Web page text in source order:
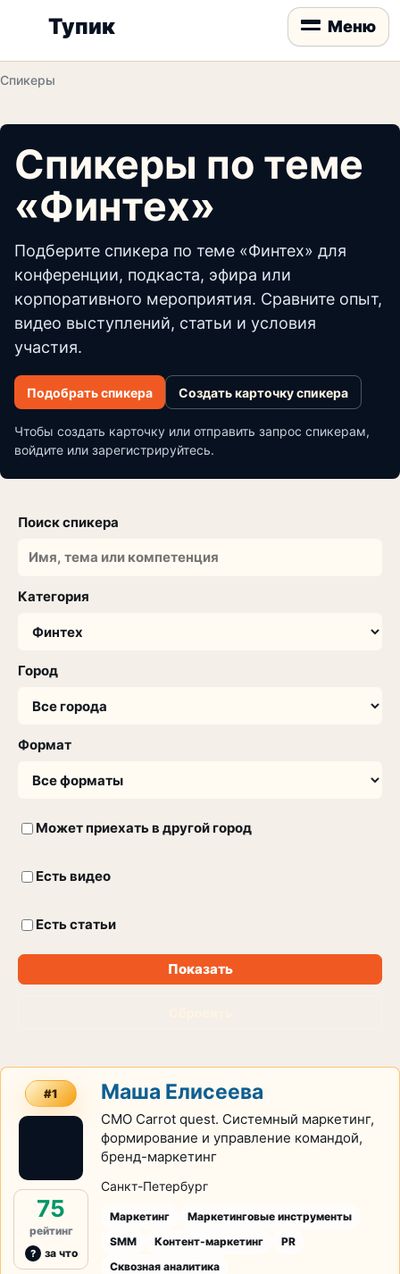
Тупик Меню
Спикеры
Спикеры по теме
«Финтех»
Подберите спикера по теме «Финтех» для
конференции, подкаста, эфира или
корпоративного мероприятия. Сравните опыт,
видео выступлений, статьи и условия
участия.
Подобрать спикера Создать карточку спикера
Чтобы создать карточку или отправить запрос спикерам,
войдите или зарегистрируйтесь.
Поиск спикера
Категория
Город
Формат
Может приехать в другой город
Есть видео
Есть статьи
Показать
#1
75
рейтинг
за что
Маша Елисеева
CMO Carrot quest. Системный маркетинг,
формирование и управление командой,
бренд-маркетинг
Санкт-Петербург
Маркетинг
Маркетинговые инструменты
SMM
Контент-маркетинг
PR
Сквозная аналитика